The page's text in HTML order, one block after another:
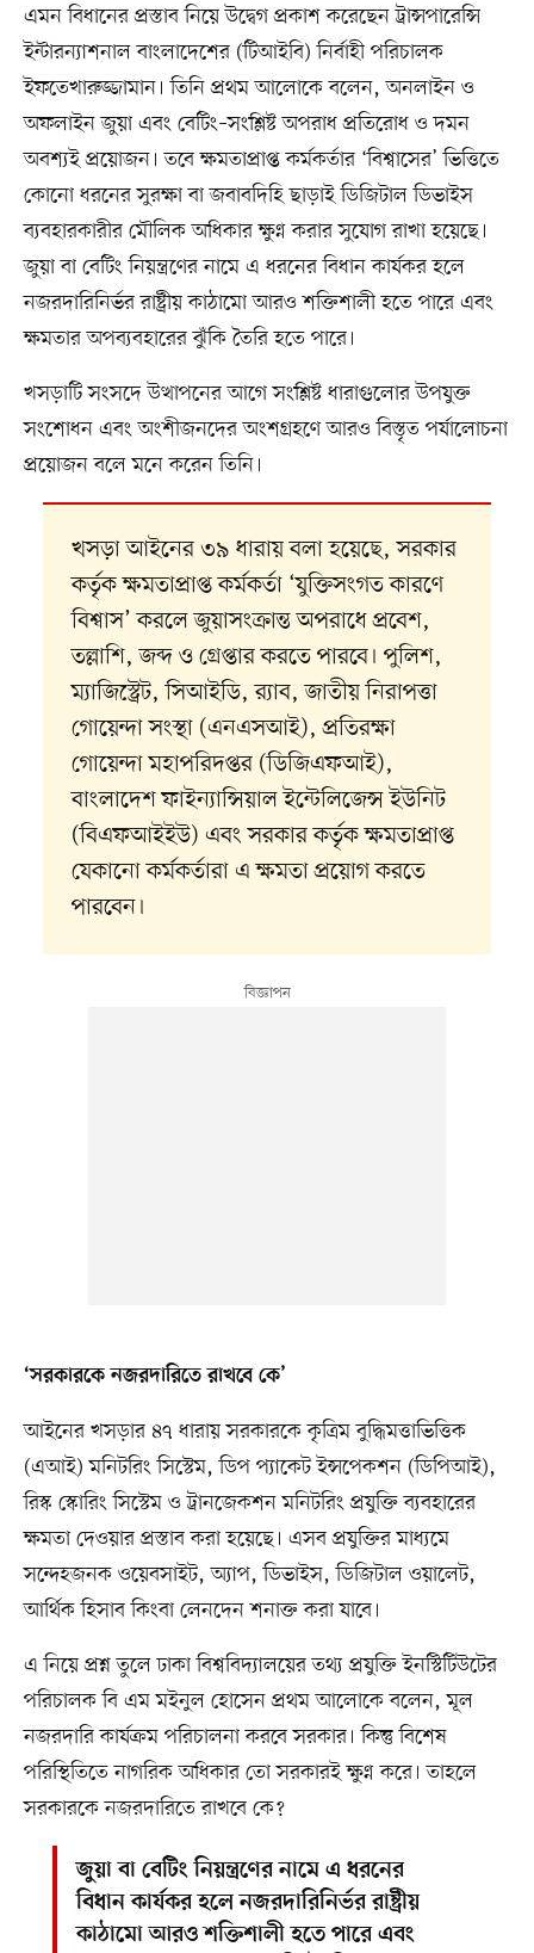
এমন বিধানের প্রস্তাব নিয়ে উদ্বেগ প্রকাশ করেছেন ট্রান্সপারেন্সি
ইন্টারন্যাশনাল বাংলাদেশের (টিআইবি) নির্বাহী পরিচালক
ইফতেখারুজ্জামান। তিনি প্রথম আলোকে বলেন, অনলাইন ও
অফলাইন জুয়া এবং বেটিং–সংশ্লিষ্ট অপরাধ প্রতিরোধ ও দমন
অবশ্যই প্রয়োজন। তবে ক্ষমতাপ্রাপ্ত কর্মকর্তার ‘বিশ্বাসের’ ভিত্তিতে
কোনো ধরনের সুরক্ষা বা জবাবদিহি ছাড়াই ডিজিটাল ডিভাইস
ব্যবহারকারীর মৌলিক অধিকার ক্ষুণ্ন করার সুযোগ রাখা হয়েছে।
জুয়া বা বেটিং নিয়ন্ত্রণের নামে এ ধরনের বিধান কার্যকর হলে
নজরদারিনির্ভর রাষ্ট্রীয় কাঠামো আরও শক্তিশালী হতে পারে এবং
ক্ষমতার অপব্যবহারের ঝুঁকি তৈরি হতে পারে।
খসড়াটি সংসদে উত্থাপনের আগে সংশ্লিষ্ট ধারাগুলোর উপযুক্ত
সংশোধন এবং অংশীজনদের অংশগ্রহণে আরও বিস্তৃত পর্যালোচনা
প্রয়োজন বলে মনে করেন তিনি।
খসড়া আইনের ৩৯ ধারায় বলা হয়েছে, সরকার
কর্তৃক ক্ষমতাপ্রাপ্ত কর্মকর্তা ‘যুক্তিসংগত কারণে
বিশ্বাস’ করলে জুয়াসংক্রান্ত অপরাধে প্রবেশ,
তল্লাশি, জব্দ ও গ্রেপ্তার করতে পারবে। পুলিশ,
ম্যাজিস্ট্রেট, সিআইডি, র‍্যাব, জাতীয় নিরাপত্তা
গোয়েন্দা সংস্থা (এনএসআই), প্রতিরক্ষা
গোয়েন্দা মহাপরিদপ্তর (ডিজিএফআই),
বাংলাদেশ ফাইন্যান্সিয়াল ইন্টেলিজেন্স ইউনিট
(বিএফআইইউ) এবং সরকার কর্তৃক ক্ষমতাপ্রাপ্ত
যেকানো কর্মকর্তারা এ ক্ষমতা প্রয়োগ করতে
পারবেন।
‘সরকারকে নজরদারিতে রাখবে কে’
আইনের খসড়ার ৪৭ ধারায় সরকারকে কৃত্রিম বুদ্ধিমত্তাভিত্তিক
(এআই) মনিটরিং সিস্টেম, ডিপ প্যাকেট ইন্সপেকশন (ডিপিআই),
রিস্ক স্কোরিং সিস্টেম ও ট্রানজেকশন মনিটরিং প্রযুক্তি ব্যবহারের
ক্ষমতা দেওয়ার প্রস্তাব করা হয়েছে। এসব প্রযুক্তির মাধ্যমে
সন্দেহজনক ওয়েবসাইট, অ্যাপ, ডিভাইস, ডিজিটাল ওয়ালেট,
আর্থিক হিসাব কিংবা লেনদেন শনাক্ত করা যাবে।
এ নিয়ে প্রশ্ন তুলে ঢাকা বিশ্ববিদ্যালয়ের তথ্য প্রযুক্তি ইনস্টিটিউটের
পরিচালক বি এম মইনুল হোসেন প্রথম আলোকে বলেন, মূল
নজরদারি কার্যক্রম পরিচালনা করবে সরকার। কিন্তু বিশেষ
পরিস্থিতিতে নাগরিক অধিকার তো সরকারই ক্ষুণ্ন করে। তাহলে
সরকারকে নজরদারিতে রাখবে কে?
জুয়া বা বেটিং নিয়ন্ত্রণের নামে এ ধরনের
বিধান কার্যকর হলে নজরদারিনির্ভর রাষ্ট্রীয়
কাঠামো আরও শক্তিশালী হতে পারে এবং